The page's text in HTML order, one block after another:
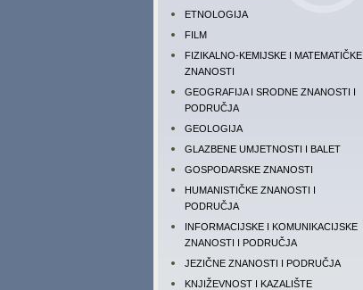
ETNOLOGIJA
FILM
FIZIKALNO-KEMIJSKE I MATEMATIČKE
ZNANOSTI
GEOGRAFIJA I SRODNE ZNANOSTI I
PODRUČJA
GEOLOGIJA
GLAZBENE UMJETNOSTI I BALET
GOSPODARSKE ZNANOSTI
HUMANISTIČKE ZNANOSTI I
PODRUČJA
INFORMACIJSKE I KOMUNIKACIJSKE
ZNANOSTI I PODRUČJA
JEZIČNE ZNANOSTI I PODRUČJA
KNJIŽEVNOST I KAZALIŠTE